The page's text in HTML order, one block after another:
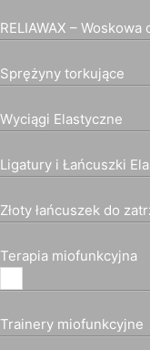
RELIAWAX –
Sprężyny torkujące
Wyciągi Elastyczne
Ligatury i Łańcuszki
Złoty łańcuszek do
Terapia miofunkcyjna
Trainery miofunkcyjne